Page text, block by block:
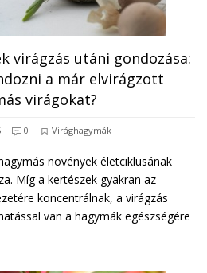
virágzás utáni gondozása:
a már elvirágzott
virágokat?
0 Virághagymák
növények életciklusának
Míg a kertészek gyakran az
koncentrálnak, a virágzás
van a hagymák egészségére